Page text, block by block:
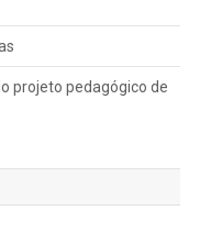
projeto pedagógico de